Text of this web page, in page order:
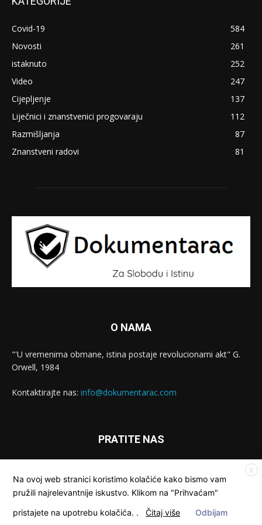
Covid-19
584
Novosti
261
istaknuto
252
Video
247
Cijepljenje
137
Liječnici i znanstvenici progovaraju
112
Razmišljanja
87
Znanstveni radovi
81
O NAMA
"'U vremenima obmane, istina postaje revolucionarni akt" G.
Orwell, 1984
Kontaktirajte nas: info@dokumentarac.com
PRATITE NAS
X
Na ovoj web stranici koristimo kolačiće kako bismo vam
pružili najrelevantnije iskustvo. Klikom na "Prihvaćam"
pristajete na upotrebu kolačića. . Čitaj više Odbijam